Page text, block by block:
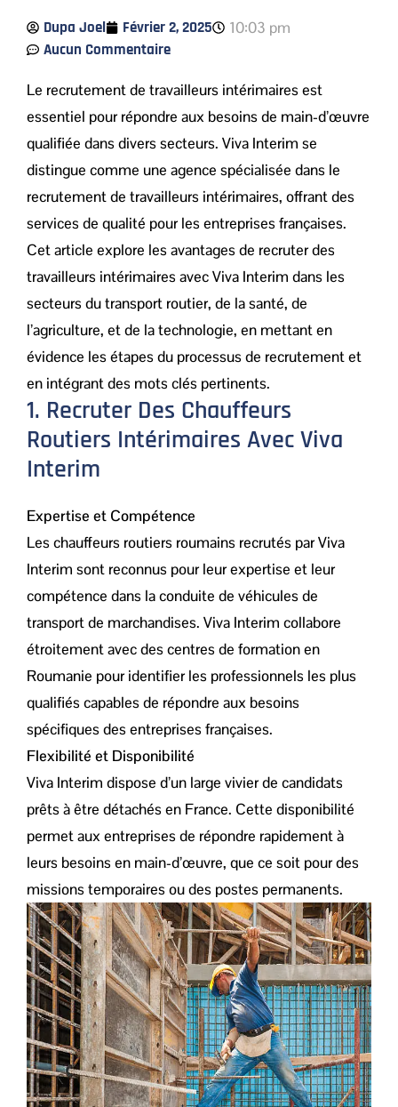
Dupa Joel Février 2, 2025
10:03 pm
Aucun Commentaire
Le recrutement de travailleurs intérimaires est
essentiel pour répondre aux besoins de main-d’œuvre
qualifiée dans divers secteurs. Viva Interim se
distingue comme une agence spécialisée dans le
recrutement de travailleurs intérimaires, offrant des
services de qualité pour les entreprises françaises.
Cet article explore les avantages de recruter des
travailleurs intérimaires avec Viva Interim dans les
secteurs du transport routier, de la santé, de
l’agriculture, et de la technologie, en mettant en
évidence les étapes du processus de recrutement et
en intégrant des mots clés pertinents.
1. Recruter Des Chauffeurs
Routiers Intérimaires Avec Viva
Interim
Expertise et Compétence
Les chauffeurs routiers roumains recrutés par Viva
Interim sont reconnus pour leur expertise et leur
compétence dans la conduite de véhicules de
transport de marchandises. Viva Interim collabore
étroitement avec des centres de formation en
Roumanie pour identifier les professionnels les plus
qualifiés capables de répondre aux besoins
spécifiques des entreprises françaises.
Flexibilité et Disponibilité
Viva Interim dispose d’un large vivier de candidats
prêts à être détachés en France. Cette disponibilité
permet aux entreprises de répondre rapidement à
leurs besoins en main-d’œuvre, que ce soit pour des
missions temporaires ou des postes permanents.